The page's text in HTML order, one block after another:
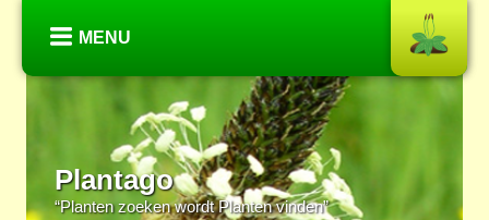
MENU
Plantago
“Planten zoeken wordt Planten vinden”